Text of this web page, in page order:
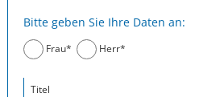
Bitte geben Sie Ihre Daten an:
Frau* Herr*
Titel